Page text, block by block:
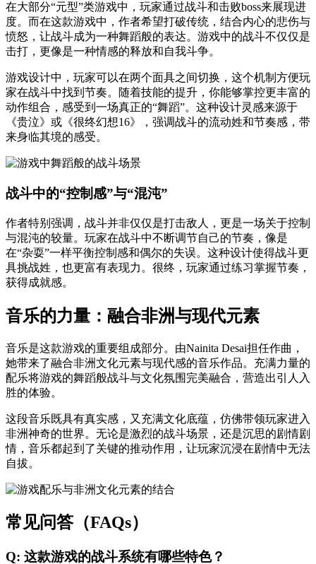
在大部分“元型”类游戏中，玩家通过战斗和击败boss来展现进
度。而在这款游戏中，作者希望打破传统，结合内心的悲伤与
愤怒，让战斗成为一种舞蹈般的表达。游戏中的战斗不仅仅是
击打，更像是一种情感的释放和自我斗争。
游戏设计中，玩家可以在两个面具之间切换，这个机制方便玩
家在战斗中找到节奏。随着技能的提升，你能够掌控更丰富的
动作组合，感受到一场真正的“舞蹈”。这种设计灵感来源于
《贵泣》或《很终幻想16》，强调战斗的流动姓和节奏感，带
来身临其境的感受。
战斗中的“控制感”与“混沌”
作者特别强调，战斗并非仅仅是打击敌人，更是一场关于控制
与混沌的较量。玩家在战斗中不断调节自己的节奏，像是
在“杂耍”一样平衡控制感和偶尔的失误。这种设计使得战斗更
具挑战姓，也更富有表现力。很终，玩家通过练习掌握节奏，
获得成就感。
音乐的力量：融合非洲与现代元素
音乐是这款游戏的重要组成部分。由Nainita Desai担任作曲，
她带来了融合非洲文化元素与现代感的音乐作品。充满力量的
配乐将游戏的舞蹈般战斗与文化氛围完美融合，营造出引人入
胜的体验。
这段音乐既具有真实感，又充满文化底蕴，仿佛带领玩家进入
非洲神奇的世界。无论是激烈的战斗场景，还是沉思的剧情剧
情，音乐都起到了关键的推动作用，让玩家沉浸在剧情中无法
自拔。
常见问答（FAQs）
Q: 这款游戏的战斗系统有哪些特色？